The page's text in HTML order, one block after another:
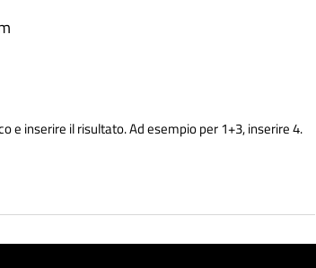
e inserire il risultato. Ad esempio per 1+3, inserire 4.